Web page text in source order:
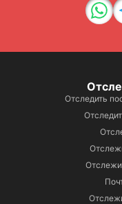
Отследить